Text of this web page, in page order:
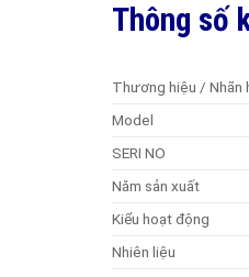
Thông số
Thương hiệu / Nhãn
Model
SERI NO
Năm sản xuất
Kiểu hoạt động
Nhiên liệu